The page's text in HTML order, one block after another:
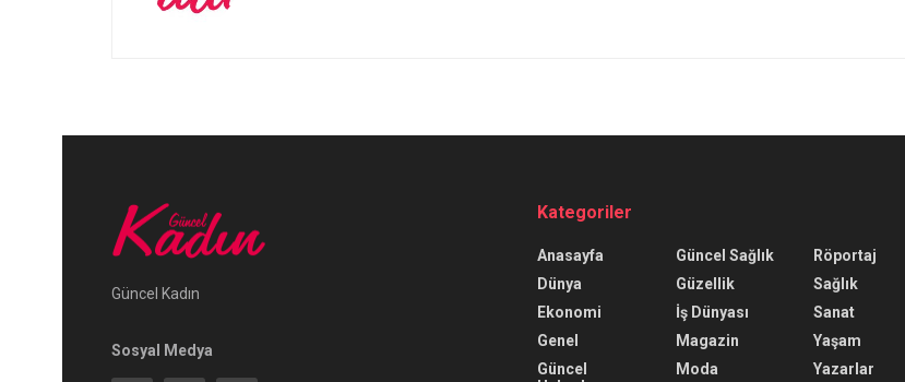
Güncel Kadın
Sosyal Medya
Kategoriler
Anasayfa
Dünya
Ekonomi
Genel
Güncel
Güncel Sağlık
Güzellik
İş Dünyası
Magazin
Moda
Röportaj
Sağlık
Sanat
Yaşam
Yazarlar